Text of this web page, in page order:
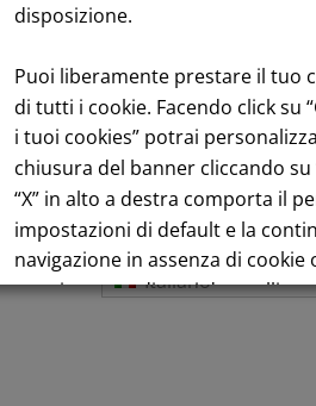
Andamento titolo: Il
Italiano
disposizione.
Puoi liberamente prestare il tuo
di tutti i cookie. Facendo click su
i tuoi cookies” potrai
chiusura del banner cliccando su
“X” in alto a destra comporta il
impostazioni di default e la
navigazione in assenza di
tracciamento diversi da quelli